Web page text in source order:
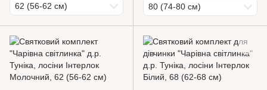
62 (56-62 см) 80 (74-80 см)